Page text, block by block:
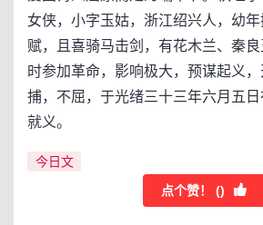
女侠，小字玉姑，浙江绍兴人，幼年
赋，且喜骑马击剑，有花木兰、秦
时参加革命，影响极大，预谋起义
捕，不屈，于光绪三十三年六月五
就义。
今日文
点个赞！ ()